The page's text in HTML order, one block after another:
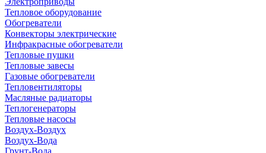
Тепловое оборудование
Обогреватели
Конвекторы электрические
Инфракрасные обогреватели
Тепловые пушки
Тепловые завесы
Газовые обогреватели
Тепловентиляторы
Масляные радиаторы
Теплогенераторы
Тепловые насосы
Воздух-Воздух
Воздух-Вода
Грунт-Вода